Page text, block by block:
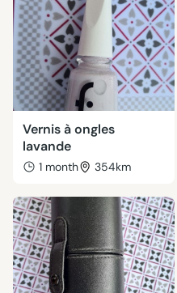
Vernis à ongles
lavande
1 month 354km